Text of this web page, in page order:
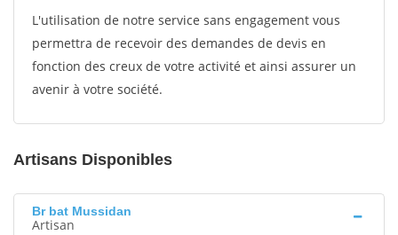
L'utilisation de notre service sans engagement vous
permettra de recevoir des demandes de devis en
fonction des creux de votre activité et ainsi assurer un
avenir à votre société.
Artisans Disponibles
Br bat Mussidan
Artisan